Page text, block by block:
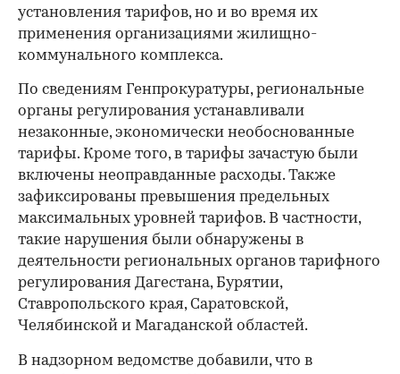
установления тарифов, но и во время их
применения организациями жилищно-
коммунального комплекса.
По сведениям Генпрокуратуры, региональные
органы регулирования устанавливали
незаконные, экономически необоснованные
тарифы. Кроме того, в тарифы зачастую были
включены неоправданные расходы. Также
зафиксированы превышения предельных
максимальных уровней тарифов. В частности,
такие нарушения были обнаружены в
деятельности региональных органов тарифного
регулирования Дагестана, Бурятии,
Ставропольского края, Саратовской,
Челябинской и Магаданской областей.
В надзорном ведомстве добавили, что в